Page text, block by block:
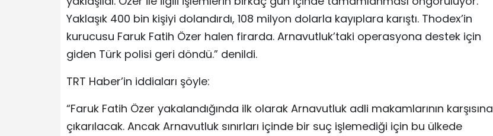
Yaklaşık 400 bin kişiyi dolandırdı, 108 milyon dolarla kayıplara karıştı. Thodex’in
kurucusu Faruk Fatih Özer halen firarda. Arnavutluk’taki operasyona destek için
giden Türk polisi geri döndü.” denildi.
TRT Haber’in iddiaları şöyle:
“Faruk Fatih Özer yakalandığında ilk olarak Arnavutluk adli makamlarının karşısına
çıkarılacak. Ancak Arnavutluk sınırları içinde bir suç işlemediği için bu ülkede